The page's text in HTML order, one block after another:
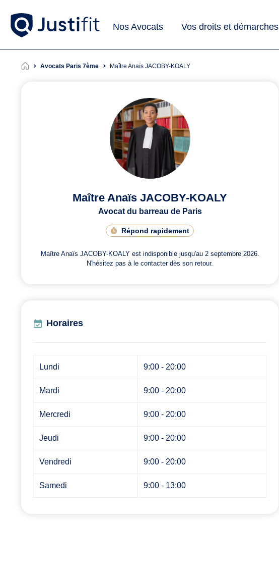
Nos Avocats Vos droits et démarches
Avocats Paris 7ème Maître Anaïs JACOBY-KOALY
Maître Anaïs JACOBY-KOALY
Avocat du barreau de Paris
Répond rapidement
Maître Anaïs JACOBY-KOALY est indisponible jusqu'au 2 septembre 2026.
N'hésitez pas à le contacter dès son retour.
Horaires
Lundi 9:00 - 20:00
Mardi 9:00 - 20:00
Mercredi 9:00 - 20:00
Jeudi 9:00 - 20:00
Vendredi 9:00 - 20:00
Samedi 9:00 - 13:00